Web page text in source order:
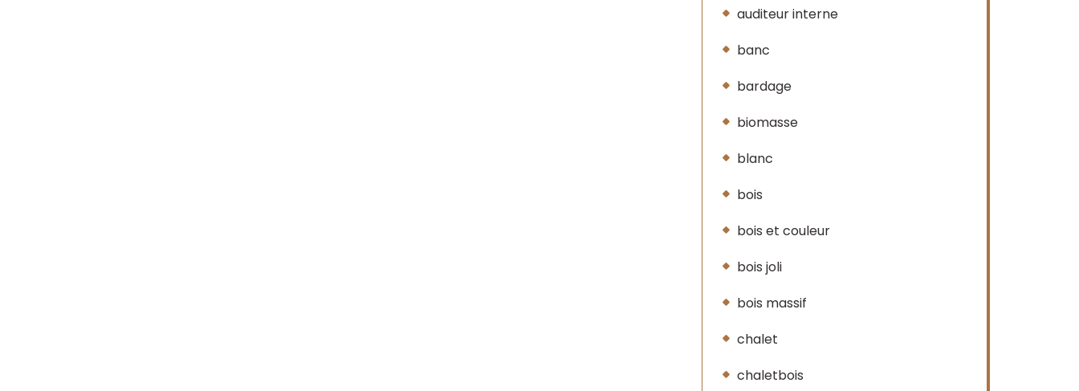
auditeur interne
banc
bardage
biomasse
blanc
bois
bois et couleur
bois joli
bois massif
chalet
chaletbois